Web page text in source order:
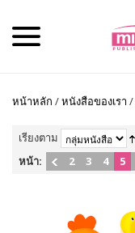
หน้าหลัก /หนังสือของเรา /
เรียงตาม
หน้า:
2 3 4 5